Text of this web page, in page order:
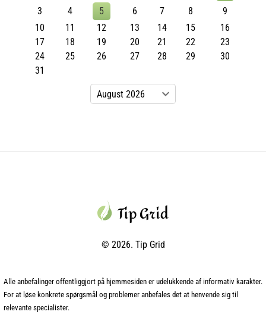
3
4 5 6 7 8
9
10
11 12 13 14 15
16
17
18 19 20 21 22
23
24
25 26 27 28 29
30
31
© 2026. Tip Grid
Alle anbefalinger offentliggjort på hjemmesiden er udelukkende af informativ karakter.
For at løse konkrete spørgsmål og problemer anbefales det at henvende sig til
relevante specialister.